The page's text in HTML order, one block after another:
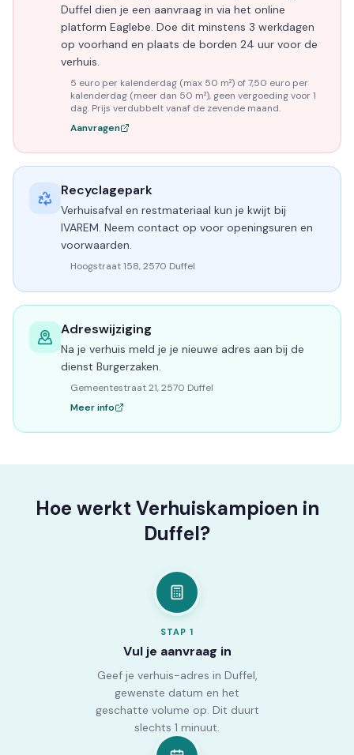
Duffel dien je een aanvraag in via het online
platform Eaglebe. Doe dit minstens 3 werkdagen
op voorhand en plaats de borden 24 uur voor de
verhuis.
5 euro per kalenderdag (max 50 m²) of 7,50 euro per
kalenderdag (meer dan 50 m²), geen vergoeding voor 1
dag. Prijs verdubbelt vanaf de zevende maand.
Aanvragen
Recyclagepark
Verhuisafval en restmateriaal kun je kwijt bij
IVAREM. Neem contact op voor openingsuren en
voorwaarden.
Hoogstraat 158, 2570 Duffel
Adreswijziging
Na je verhuis meld je je nieuwe adres aan bij de
dienst Burgerzaken.
Gemeentestraat 21, 2570 Duffel
Meer info
Hoe werkt Verhuiskampioen in
Duffel?
STAP1
Vul je aanvraag in
Geef je verhuis-adres in Duffel,
gewenste datum en het
geschatte volume op. Dit duurt
slechts 1 minuut.